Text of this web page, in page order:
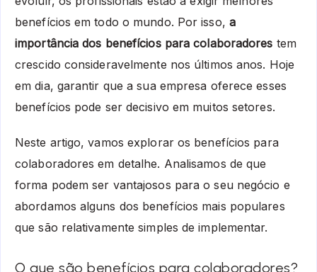
benefícios em todo o mundo. Por isso, a
importância dos benefícios para colaboradores tem
crescido consideravelmente nos últimos anos. Hoje
em dia, garantir que a sua empresa oferece esses
benefícios pode ser decisivo em muitos setores.
Neste artigo, vamos explorar os benefícios para
colaboradores em detalhe. Analisamos de que
forma podem ser vantajosos para o seu negócio e
abordamos alguns dos benefícios mais populares
que são relativamente simples de implementar.
O que são benefícios para colaboradores?